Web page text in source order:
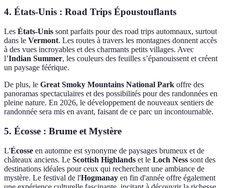
4. États-Unis : Road Trips Époustouflants
Les États-Unis sont parfaits pour des road trips automnaux, surtout
dans le Vermont. Les routes à travers les montagnes donnent accès
à des vues incroyables et des charmants petits villages. Avec
l’Indian Summer, les couleurs des feuilles s’épanouissent et créent
un paysage féérique.
De plus, le Great Smoky Mountains National Park offre des
panoramas spectaculaires et des possibilités pour des randonnées en
pleine nature. En 2026, le développement de nouveaux sentiers de
randonnée sera mis en avant, faisant de ce parc un incontournable.
5. Écosse : Brume et Mystère
L'Écosse en automne est synonyme de paysages brumeux et de
châteaux anciens. Le Scottish Highlands et le Loch Ness sont des
destinations idéales pour ceux qui recherchent une ambiance de
mystère. Le festival de l'Hogmanay en fin d'année offre également